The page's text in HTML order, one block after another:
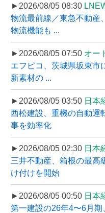
►2026/08/05 08:30
物流最前線／東急不動産
物流機能も ...
►2026/08/05 07:50 オー
エフピコ、茨城県坂東市
新素材の ...
►2026/08/05 03:50 日本
西松建設、重機の自動運
事を効率化
►2026/08/05 02:30 日本
三井不動産、箱根の最高
け付けを開始
►2026/08/05 00:50 日本
第一建設の26年4〜6月